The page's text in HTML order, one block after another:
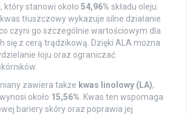
, który stanowi około 54,96% składu oleju.
tłuszczowy wykazuje silne działanie
czyni go szczególnie wartościowym dla
się z cerą trądzikową. Dzięki ALA można
łoju oraz ograniczać
zawiera także kwas linolowy (LA),
około 15,56% . Kwas ten wspomaga
bariery skóry oraz poprawia jej